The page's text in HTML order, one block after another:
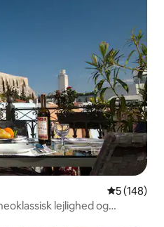
5 ud af 5 i
5 (148)
lejlighed og